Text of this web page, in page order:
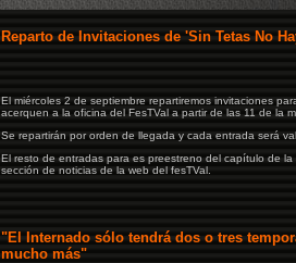
Reparto de Invitaciones de 'Sin Tetas No
El miércoles 2 de septiembre repartiremos invitaciones
acerquen a la oficina del FesTVal a partir de las 11 de la
Se repartirán por orden de llegada y cada entrada será
El resto de entradas para es preestreno del capítulo de
sección de noticias de la web del fesTVal.
"El Internado sólo tendrá dos o tres
mucho más"